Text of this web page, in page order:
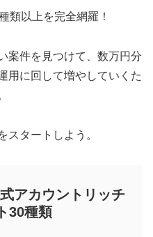
類以上を完全網羅！
案件を見つけて、数万円分
用に回して増やしていくた
スタートしよう。
アカウントリッチ
30種類